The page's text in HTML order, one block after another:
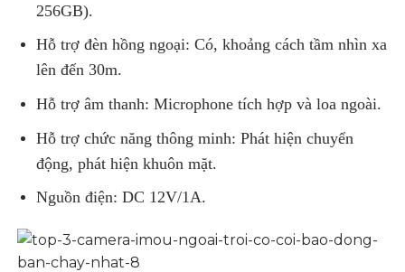
256GB).
Hỗ trợ đèn hồng ngoại: Có, khoảng cách tầm nhìn xa
lên đến 30m.
Hỗ trợ âm thanh: Microphone tích hợp và loa ngoài.
Hỗ trợ chức năng thông minh: Phát hiện chuyển
động, phát hiện khuôn mặt.
Nguồn điện: DC 12V/1A.